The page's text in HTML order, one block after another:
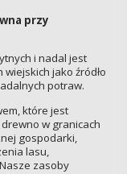
przy
i nadal jest
jako źródło
potraw.
które jest
w granicach
gospodarki,
lasu,
zasoby